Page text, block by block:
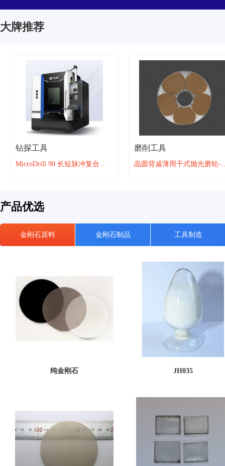
大牌推荐
钻探工具
MicroDrill 90 长短脉冲复合微孔加工设备
磨削工具
晶圆背减薄用
产品优选
金刚石原料 金刚石制品 工具制造
纯金刚石 JH035